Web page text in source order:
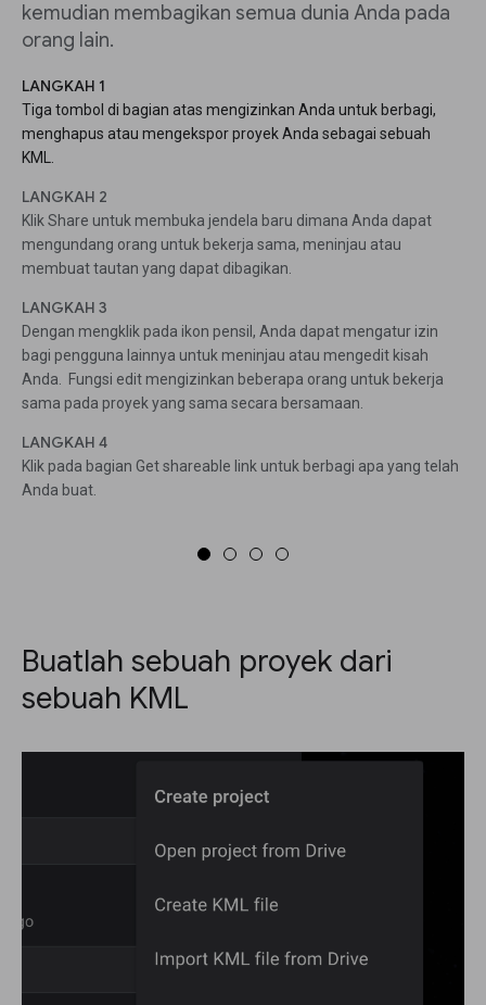
kemudian membagikan semua dunia Anda pada
orang lain.
LANGKAH 1
Tiga tombol di bagian atas mengizinkan Anda untuk berbagi,
menghapus atau mengekspor proyek Anda sebagai sebuah
KML.
LANGKAH 2
Klik Share untuk membuka jendela baru dimana Anda dapat
mengundang orang untuk bekerja sama, meninjau atau
membuat tautan yang dapat dibagikan.
LANGKAH 3
Dengan mengklik pada ikon pensil, Anda dapat mengatur izin
bagi pengguna lainnya untuk meninjau atau mengedit kisah
Anda. Fungsi edit mengizinkan beberapa orang untuk bekerja
sama pada proyek yang sama secara bersamaan.
LANGKAH 4
Klik pada bagian Get shareable link untuk berbagi apa yang telah
Anda buat.
Buatlah sebuah proyek dari
sebuah KML